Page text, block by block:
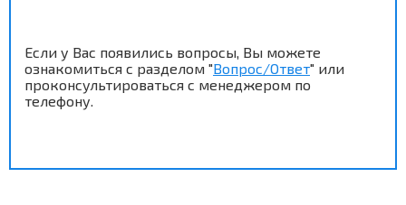
Если у Вас появились вопросы, Вы можете
ознакомиться с разделом "Вопрос/Ответ" или
проконсультироваться с менеджером по
телефону.